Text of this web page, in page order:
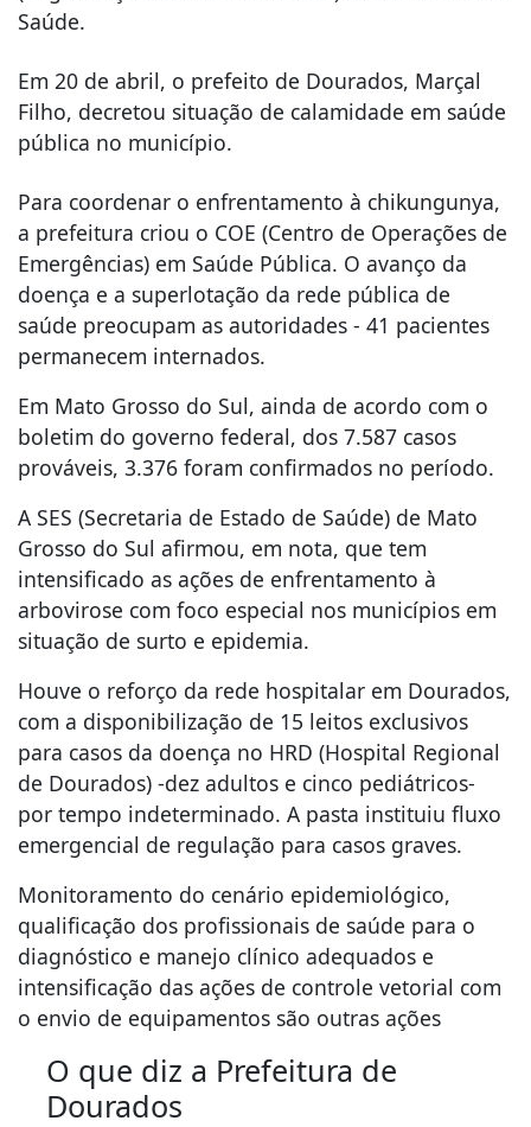
Saúde.
Em 20 de abril, o prefeito de Dourados, Marçal
Filho, decretou situação de calamidade em saúde
pública no município.
Para coordenar o enfrentamento à chikungunya,
a prefeitura criou o COE (Centro de Operações de
Emergências) em Saúde Pública. O avanço da
doença e a superlotação da rede pública de
saúde preocupam as autoridades - 41 pacientes
permanecem internados.
Em Mato Grosso do Sul, ainda de acordo com o
boletim do governo federal, dos 7.587 casos
prováveis, 3.376 foram confirmados no período.
A SES (Secretaria de Estado de Saúde) de Mato
Grosso do Sul afirmou, em nota, que tem
intensificado as ações de enfrentamento à
arbovirose com foco especial nos municípios em
situação de surto e epidemia.
Houve o reforço da rede hospitalar em Dourados,
com a disponibilização de 15 leitos exclusivos
para casos da doença no HRD (Hospital Regional
de Dourados) -dez adultos e cinco pediátricos-
por tempo indeterminado. A pasta instituiu fluxo
emergencial de regulação para casos graves.
Monitoramento do cenário epidemiológico,
qualificação dos profissionais de saúde para o
diagnóstico e manejo clínico adequados e
intensificação das ações de controle vetorial com
o envio de equipamentos são outras ações
O que diz a Prefeitura de
Dourados